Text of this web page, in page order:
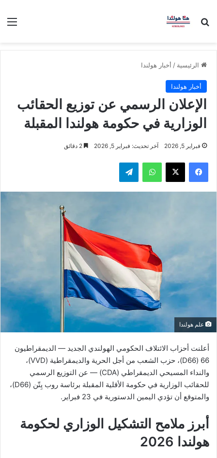
بحث عن
الرئيسية / أخبار هولندا
أخبار هولندا
الإعلان الرسمي عن توزيع الحقائب
الوزارية في حكومة هولندا المقبلة
فبراير 5, 2026 آخر تحديث: فبراير 5, 2026
فيسبوك ‫X واتساب تيلقرام
علم هولندا
أعلنت أحزاب الائتلاف الحكومي الهولندي الجديد — الديمقراطيون
66 (D66)، حزب الشعب من أجل الحرية والديمقراطية (VVD)،
والنداء المسيحي الديمقراطي (CDA) — عن التوزيع الرسمي
للحقائب الوزارية في حكومة الأقلية المقبلة برئاسة روب يِتّن (D66)،
والمتوقع أن تؤدي اليمين الدستورية في 23 فبراير.
أبرز ملامح التشكيل الوزاري لحكومة
هولندا 2026